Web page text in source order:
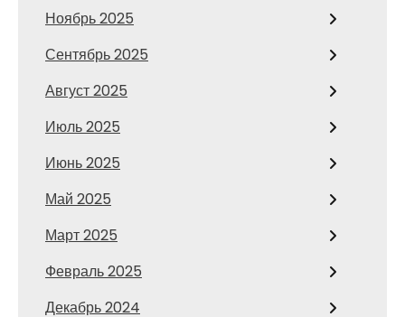
Ноябрь 2025
Сентябрь 2025
Август 2025
Июль 2025
Июнь 2025
Май 2025
Март 2025
Февраль 2025
Декабрь 2024